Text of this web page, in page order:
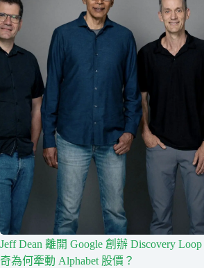
Jeff Dean 離開 Google 創辦 Discovery
奇為何牽動 Alphabet 股價？